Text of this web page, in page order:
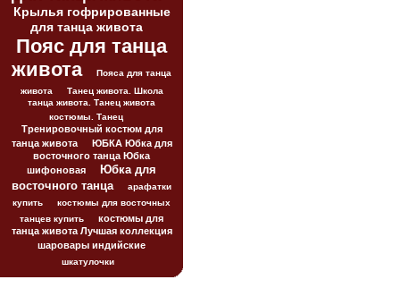
Крылья гофрированные
для танца живота
Пояс для танца
живота
Пояса для танца
живота
Танец живота. Школа
танца живота. Танец живота
костюмы. Танец
Тренировочный костюм для
танца живота
ЮБКА Юбка для
восточного танца Юбка
шифоновая
Юбка для
восточного танца
арафатки
купить
костюмы для восточных
танцев купить
костюмы для
танца живота Лучшая коллекция
шаровары индийские
шкатулочки